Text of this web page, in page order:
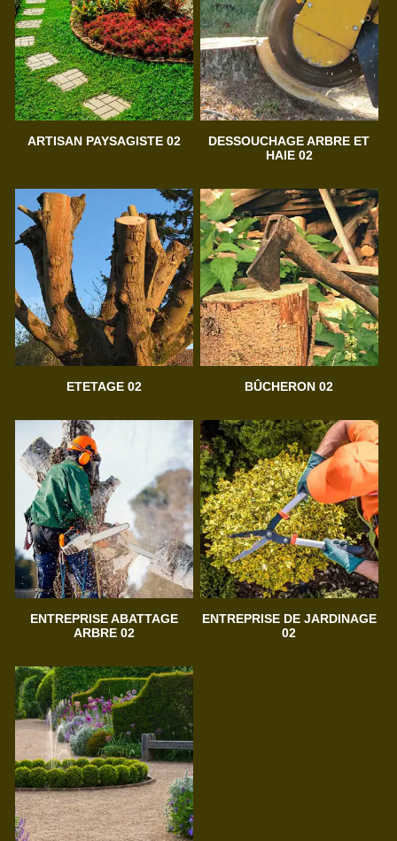
ARTISAN PAYSAGISTE 02
DESSOUCHAGE ARBRE ET
HAIE 02
ETETAGE 02 BÛCHERON 02
ENTREPRISE ABATTAGE
ARBRE 02
ENTREPRISE DE JARDINAGE
02